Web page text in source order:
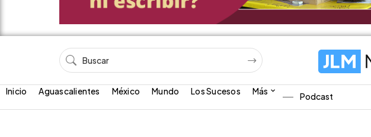
Inicio Aguascalientes México Mundo Los Sucesos Más Podcast